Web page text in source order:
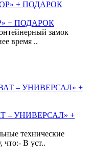
+ ПОДАРОК
замок
время ..
– УНИВЕРСАЛ» +
технические
что:- В уст..